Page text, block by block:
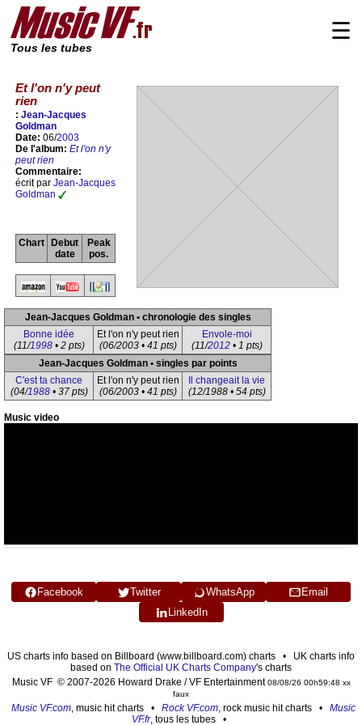
Tous les tubes
☰
Et l'on n'y peut
rien
: Jean-Jacques
Goldman
Date: 06/2003
De l'album: Et l'on n'y
peut rien
Commentaire:
écrit par Jean-Jacques
Goldman
Chart
Debut
date
Peak
pos.
Jean-Jacques Goldman • chronologie des singles
Bonne idée
(11/1998• 2 pts)
Et l'on n'y peut rien
(06/2003 • 41 pts)
Envole-moi
(11/2012• 1 pts)
Jean-Jacques Goldman • singles par points
C'est ta chance
(04/1988• 37 pts)
Et l'on n'y peut rien
(06/2003 • 41 pts)
Il changeait la vie
(12/1988 • 54 pts)
Music video
Facebook Twitter WhatsApp
Email
LinkedIn
US charts info based on Billboard (www.billboard.com) charts • UK charts info
based on The Official UK Charts Company's charts
Music VF © 2007-2026 Howard Drake / VF Entertainment08/08/26 00h59:48 xx
faux
Music VF.com, music hit charts • Rock VF.com, rock music hit charts • Music
VF.fr, tous les tubes •